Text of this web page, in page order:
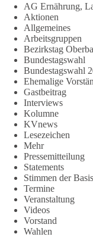
AG Ernährung,
Aktionen
Allgemeines
Arbeitsgruppen
Bezirkstag
Bundestagswahl
Bundestagswahl
Ehemalige
Gastbeitrag
Interviews
Kolumne
KVnews
Lesezeichen
Mehr
Pressemitteilung
Statements
Stimmen der Basis
Termine
Veranstaltung
Videos
Vorstand
Wahlen